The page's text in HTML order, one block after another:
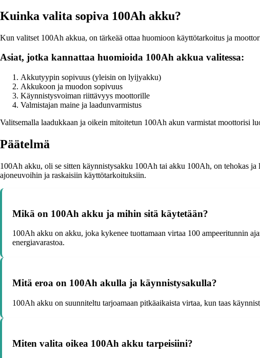
Kuinka valita sopiva 100Ah akku?
Kun valitset 100Ah akkua, on tärkeää ottaa huomioon käyttötarkoitus ja
Asiat, jotka kannattaa huomioida 100Ah akkua valitessa:
Akkutyypin sopivuus (yleisin on lyijyakku)
Akkukoon ja muodon sopivuus
Käynnistysvoiman riittävyys moottorille
Valmistajan maine ja laadunvarmistus
Valitsemalla laadukkaan ja oikein mitoitetun 100Ah akun varmistat moottorisi
Päätelmä
100Ah akku, oli se sitten käynnistysakku 100Ah tai akku 100Ah, on tehokas
ajoneuvoihin ja raskaisiin käyttötarkoituksiin.
Mikä on 100Ah akku ja mihin sitä käytetään?
100Ah akku on akku, joka kykenee tuottamaan virtaa 100 ampeeritunnin
energiavarastoa.
Mitä eroa on 100Ah akulla ja käynnistysakulla?
100Ah akku on suunniteltu tarjoamaan pitkäaikaista virtaa, kun taas
Miten valita oikea 100Ah akku tarpeisiini?